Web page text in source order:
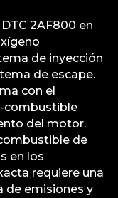
2AF800 en
de inyección
de escape.
con el
combustible
del motor.
de
en los
requiere una
de emisiones y